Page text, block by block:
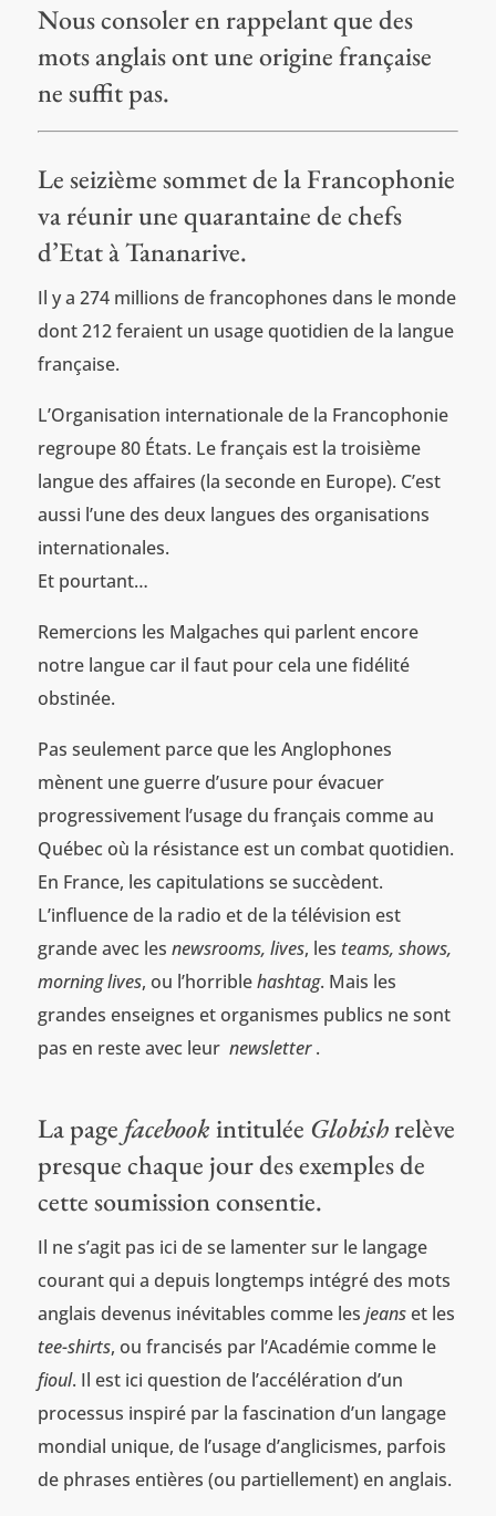
Nous consoler en rappelant que des
mots anglais ont une origine française
ne suffit pas.
Le seizième sommet de la Francophonie
va réunir une quarantaine de chefs
d’Etat à Tananarive.
Il y a 274 millions de francophones dans le monde
dont 212 feraient un usage quotidien de la langue
française.
L’Organisation internationale de la Francophonie
regroupe 80 États. Le français est la troisième
langue des affaires (la seconde en Europe). C’est
aussi l’une des deux langues des organisations
internationales.
Et pourtant…
Remercions les Malgaches qui parlent encore
notre langue car il faut pour cela une fidélité
obstinée.
Pas seulement parce que les Anglophones
mènent une guerre d’usure pour évacuer
progressivement l’usage du français comme au
Québec où la résistance est un combat quotidien.
En France, les capitulations se succèdent.
L’influence de la radio et de la télévision est
grande avec les newsrooms, lives, les teams, shows,
morning lives, ou l’horriblehashtag. Mais les
grandes enseignes et organismes publics ne sont
pas en reste avec leur newsletter.
La page facebookintitulée Globishrelève
presque chaque jour des exemples de
cette soumission consentie.
Il ne s’agit pas ici de se lamenter sur le langage
courant qui a depuis longtemps intégré des mots
anglais devenus inévitables comme les jeanset les
tee-shirts, ou francisés par l’Académie comme le
fioul. Il est ici question de l’accélération d’un
processus inspiré par la fascination d’un langage
mondial unique, de l’usage d’anglicismes, parfois
de phrases entières (ou partiellement) en anglais.